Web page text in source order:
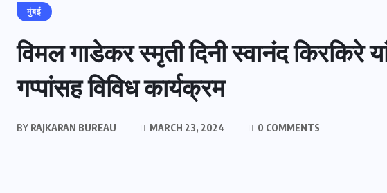
मुंबई
विमल गाडेकर स्मृती दिनी स्वानंद किरकिरे
गप्पांसह विविध कार्यक्रम
BY RAJKARAN BUREAU MARCH 23, 2024 0 COMMENTS